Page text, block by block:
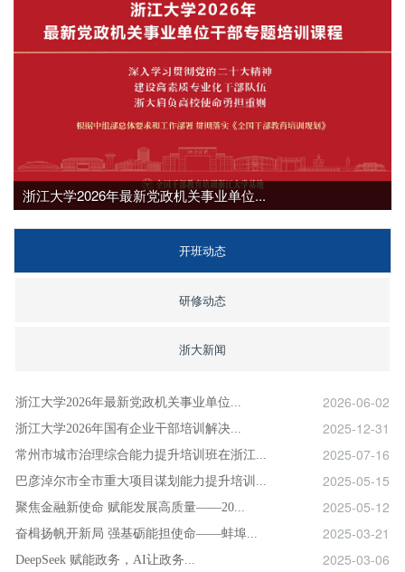
浙江大学2026年最新党政机关事业单位...
开班动态
研修动态
浙大新闻
浙江大学2026年最新党政机关事业单位... 2026-06-02
浙江大学2026年国有企业干部培训解决... 2025-12-31
常州市城市治理综合能力提升培训班在浙江... 2025-07-16
巴彦淖尔市全市重大项目谋划能力提升培训... 2025-05-15
聚焦金融新使命 赋能发展高质量——20... 2025-05-12
奋楫扬帆开新局 强基砺能担使命——蚌埠... 2025-03-21
DeepSeek 赋能政务，AI让政务... 2025-03-06